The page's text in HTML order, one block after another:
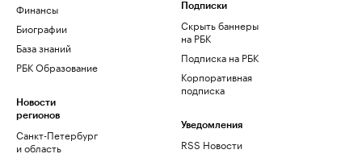
Финансы
Биографии
База знаний
РБК Образование
Новости
регионов
Санкт-Петербург
и область
Подписки
Скрыть баннеры
на РБК
Подписка на РБК
Корпоративная
подписка
Уведомления
RSS Новости